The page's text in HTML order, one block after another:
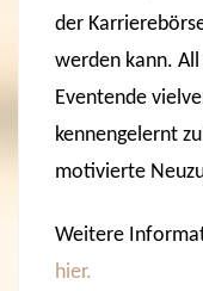
der
werden kann.
Eventende
kennengelernt
motivierte
Weitere
hier.